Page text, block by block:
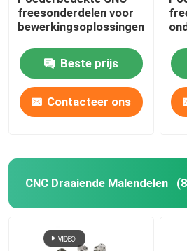
freesonderdelen voor
bewerkingsoplossingen
Beste prijs
Contacteer ons
CNC Draaiende Malendelen